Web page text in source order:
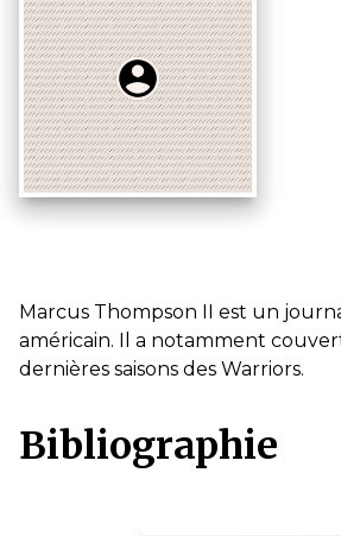
Marcus Thompson II est un
américain. Il a notamment
dernières saisons des Warriors.
Bibliographie